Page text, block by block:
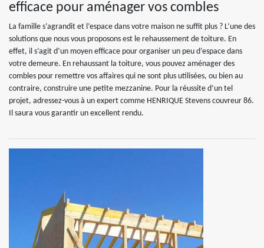
efficace pour aménager vos combles
La famille s’agrandit et l’espace dans votre maison ne suffit plus ? L’une des
solutions que nous vous proposons est le rehaussement de toiture. En
effet, il s’agit d’un moyen efficace pour organiser un peu d’espace dans
votre demeure. En rehaussant la toiture, vous pouvez aménager des
combles pour remettre vos affaires qui ne sont plus utilisées, ou bien au
contraire, construire une petite mezzanine. Pour la réussite d’un tel
projet, adressez-vous à un expert comme HENRIQUE Stevens couvreur 86.
Il saura vous garantir un excellent rendu.